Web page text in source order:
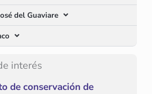
del Guaviare
interés
de conservación de